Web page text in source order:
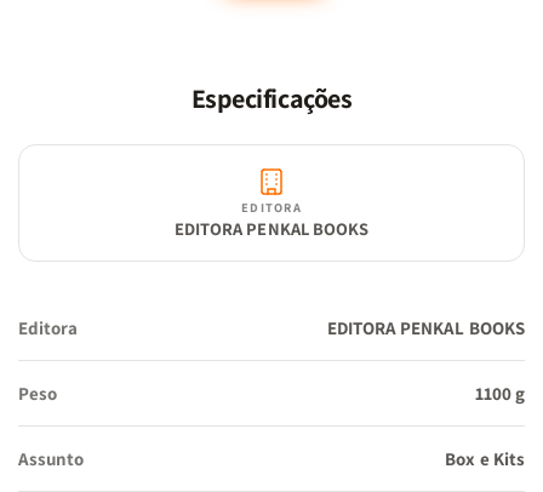
Por que você vai querer ler este livro agora:
enriquecedora dos frutos do Espírito, aprendendo a manifestar
Especificações
EDITORA
EDITORA PENKAL BOOKS
Editora EDITORA PENKAL BOOKS
Peso 1100 g
Assunto Box e Kits